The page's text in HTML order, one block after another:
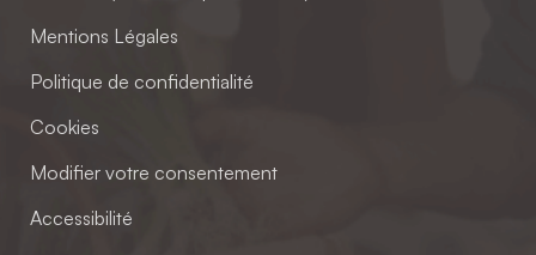
Mentions Légales
Politique de confidentialité
Cookies
Modifier votre consentement
Accessibilité